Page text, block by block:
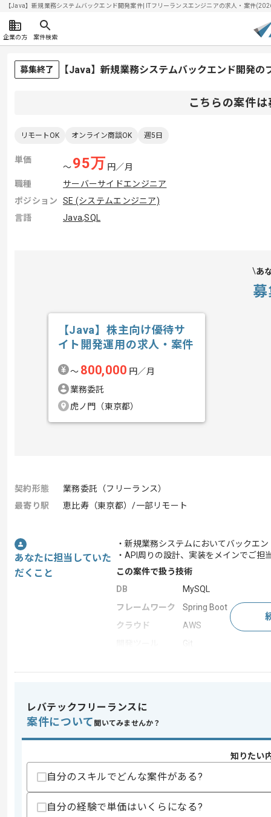
【Java】新規業務システムバックエンド開発案件| ITフリーランスエンジニアの求人・案件
企業の方 案件検索
募集終了 【Java】新規業務システムバックエンド開発の
こちらの案件
リモートOK オンライン商談OK 週5日
単価
〜95万 円／月
職種
サーバーサイドエンジニア
ポジション
SE (システムエンジニア)
言語
Java,SQL
あ
【Java】株主向け優待サ
イト開発運用の求人・案件
〜 800,000 円／月
業務委託
虎ノ門（東京都）
契約形態
業務委託（フリーランス）
最寄り駅
恵比寿（東京都）/一部リモート
あなたに担当していた
だくこと
・新規業務システムにおいてバックエ
・API周りの設計、実装をメインでご担
この案件で扱う技術
DB
MySQL
フレームワーク
Spring Boot
クラウド
AWS
Git
ム
特徴
スキル
求めるスキル
・Springbootを用いた開発経験
レバテックフリーランスに
案件について 聞いてみませんか？
知りたい
自分のスキルでどんな案件がある?
自分の経験で単価はいくらになる?